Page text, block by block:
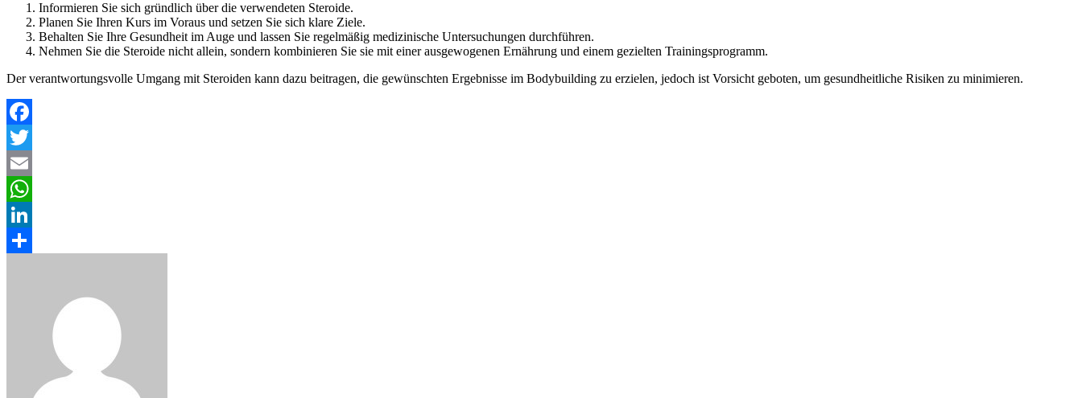
Informieren Sie sich gründlich über die verwendeten Steroide.
Planen Sie Ihren Kurs im Voraus und setzen Sie sich klare Ziele.
Behalten Sie Ihre Gesundheit im Auge und lassen Sie regelmäßig medizinische Untersuchungen durchführen.
Nehmen Sie die Steroide nicht allein, sondern kombinieren Sie sie mit einer ausgewogenen Ernährung und einem gezielten Trainingsprogramm.
Der verantwortungsvolle Umgang mit Steroiden kann dazu beitragen, die gewünschten Ergebnisse im Bodybuilding zu erzielen, jedoch ist Vorsicht geboten, um gesundheitliche Risiken zu minimieren.
Facebook
Twitter
Email
WhatsApp
LinkedIn